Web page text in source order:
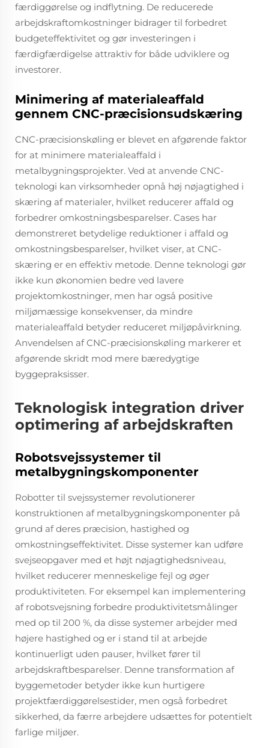
færdiggørelse og indflytning. De reducerede
arbejdskraftomkostninger bidrager til forbedret
budgeteffektivitet og gør investeringen i
færdigfærdigelse attraktiv for både udviklere og
investorer.
Minimering af materialeaffald
gennem CNC-præcisionsudskæring
CNC-præcisionskøling er blevet en afgørende faktor
for at minimere materialeaffald i
metalbygningsprojekter. Ved at anvende CNC-
teknologi kan virksomheder opnå høj nøjagtighed i
skæring af materialer, hvilket reducerer affald og
forbedrer omkostningsbesparelser. Cases har
demonstreret betydelige reduktioner i affald og
omkostningsbesparelser, hvilket viser, at CNC-
skæring er en effektiv metode. Denne teknologi gør
ikke kun økonomien bedre ved lavere
projektomkostninger, men har også positive
miljømæssige konsekvenser, da mindre
materialeaffald betyder reduceret miljøpåvirkning.
Anvendelsen af CNC-præcisionskøling markerer et
afgørende skridt mod mere bæredygtige
byggepraksisser.
Teknologisk integration driver
optimering af arbejdskraften
Robotsvejssystemer til
metalbygningskomponenter
Robotter til svejssystemer revolutionerer
konstruktionen af metalbygningskomponenter på
grund af deres præcision, hastighed og
omkostningseffektivitet. Disse systemer kan udføre
svejseopgaver med et højt nøjagtighedsniveau,
hvilket reducerer menneskelige fejl og øger
produktiviteten. For eksempel kan implementering
af robotsvejsning forbedre produktivitetsmålinger
med op til 200 %, da disse systemer arbejder med
højere hastighed og er i stand til at arbejde
kontinuerligt uden pauser, hvilket fører til
arbejdskraftbesparelser. Denne transformation af
byggemetoder betyder ikke kun hurtigere
projektfærdiggørelsestider, men også forbedret
sikkerhed, da færre arbejdere udsættes for potentielt
farlige miljøer.